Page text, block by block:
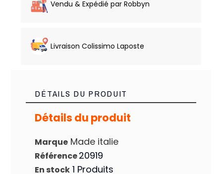
Vendu & Expédié par Robbyn
Livraison Colissimo Laposte
DÉTAILS DU PRODUIT
Détails du produit
Marque Made italie
Référence20919
En stock 1 Produits